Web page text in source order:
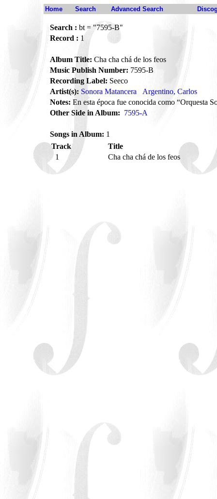
Home Search Advanced Search
Search : bt = "7595-B"
Record : 1
Album Title: Cha cha chá de los feos
Music Publish Number: 7595-B
Recording Label: Seeco
Artist(s): Sonora Matancera
Argentino, Carlos
Notes: En esta época fue conocida como “Orquesta
Other Side in Album: 7595-A
Songs in Album: 1
Track
Title
1
Cha cha chá de los feos